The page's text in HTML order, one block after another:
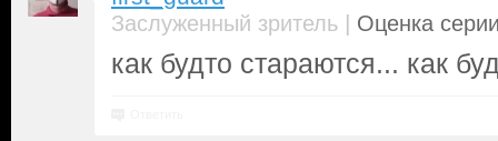
Заслуженный зритель | Оценка
как будто стараются... как